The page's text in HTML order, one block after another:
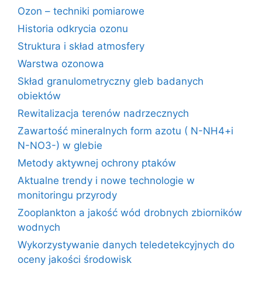
Ozon – techniki pomiarowe
Historia odkrycia ozonu
Struktura i skład atmosfery
Warstwa ozonowa
Skład granulometryczny gleb badanych
obiektów
Rewitalizacja terenów nadrzecznych
Zawartość mineralnych form azotu ( N-NH4+i
N-NO3-) w glebie
Metody aktywnej ochrony ptaków
Aktualne trendy i nowe technologie w
monitoringu przyrody
Zooplankton a jakość wód drobnych zbiorników
wodnych
Wykorzystywanie danych teledetekcyjnych do
oceny jakości środowisk